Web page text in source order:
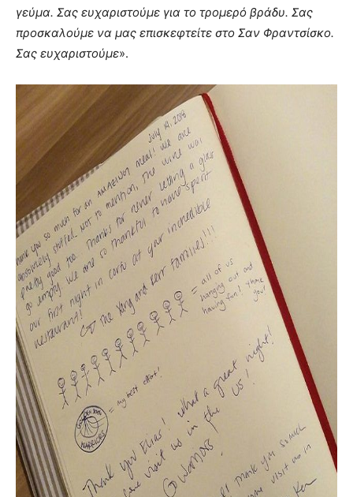
γεύμα. Σας ευχαριστούμε για το τρομερό βράδυ. Σας
προσκαλούμε να μας επισκεφτείτε στο Σαν Φραντσίσκο.
Σας ευχαριστούμε».